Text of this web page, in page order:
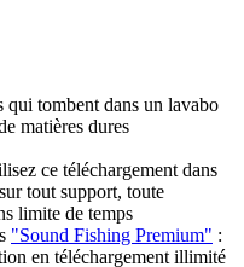
qui tombent dans un lavabo
matières dures
ce téléchargement dans
tout support, toute
limite de temps
"Sound Fishing Premium" :
en téléchargement illimité